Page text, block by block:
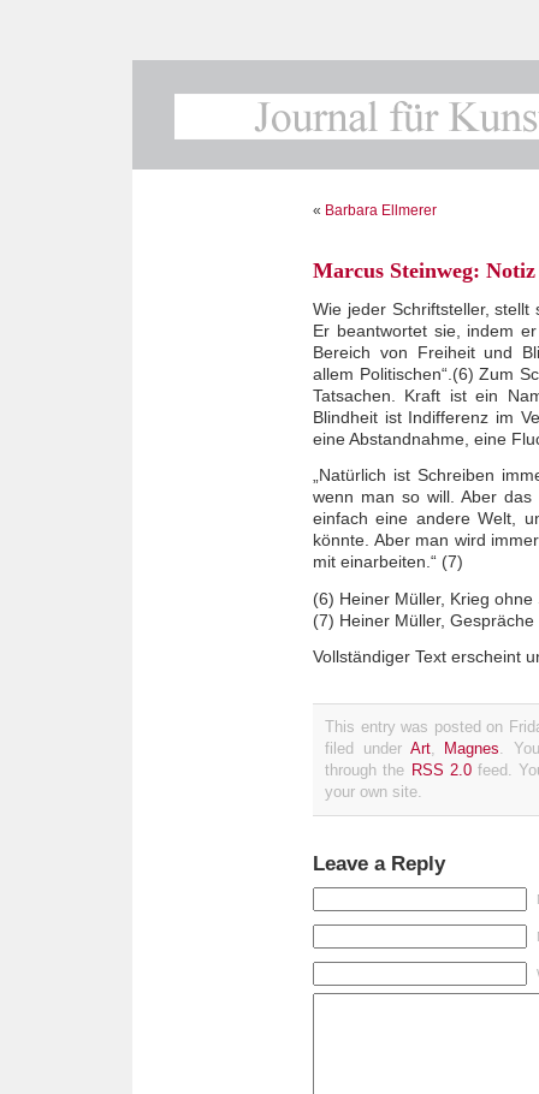
« Barbara Ellmerer
Marcus Steinweg:
Wie jeder Schriftsteller,
Er beantwortet sie, indem
Bereich von Freiheit und
allem Politischen“.(6) Zum
Tatsachen. Kraft ist ein
Blindheit ist Indifferenz im
eine Abstandnahme, eine
„Natürlich ist Schreiben
wenn man so will. Aber
einfach eine andere Welt,
könnte. Aber man wird
mit einarbeiten.“ (7)
(6) Heiner Müller, Krieg
(7) Heiner Müller,
Vollständiger Text erscheint
This entry was posted on
filed under Art, Magnes.
through the RSS 2.0feed.
your own site.
Leave a Reply